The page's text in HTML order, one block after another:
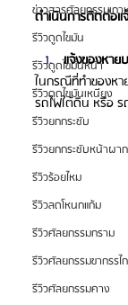
ข่าวสารศัลยกรรมเกา
รีวิวดูดไขมัน
รีวิวดูดไขมันหน้า
รีวิวดูดไขมันเหนียง
รีวิวยกกระชับ
รีวิวยกกระชับหน้าผาก
รีวิวร้อยไหม
รีวิวลดโหนกแก้ม
รีวิวศัลยกรรมกราม
รีวิวศัลยกรรมขากรรไ
รีวิวศัลยกรรมคาง
ดำเนินการติดต่อแ
แจ้งของหา
ในกรณีที่ทำของหา
รถไฟใต้ดิน หรือ ร